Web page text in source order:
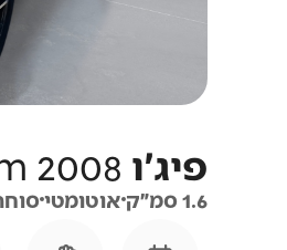
פיג'ו 2008
1.6 סמ״ק אוטומטי